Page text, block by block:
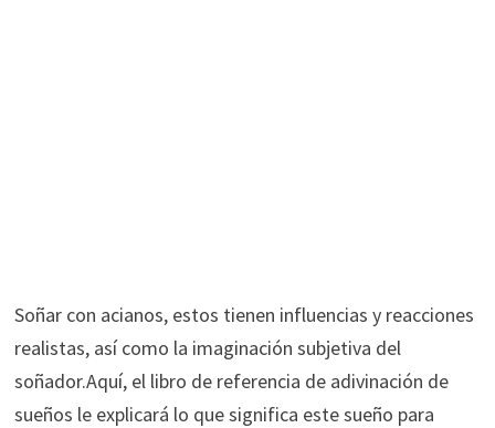
Soñar con acianos, estos tienen influencias y reacciones
realistas, así como la imaginación subjetiva del
soñador.Aquí, el libro de referencia de adivinación de
sueños le explicará lo que significa este sueño para